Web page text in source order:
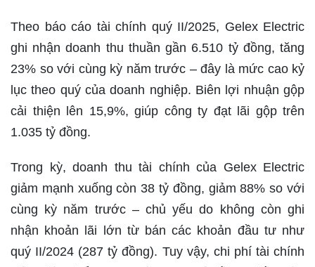
Theo báo cáo tài chính quý II/2025, Gelex Electric
ghi nhận doanh thu thuần gần 6.510 tỷ đồng, tăng
23% so với cùng kỳ năm trước – đây là mức cao kỷ
lục theo quý của doanh nghiệp. Biên lợi nhuận gộp
cải thiện lên 15,9%, giúp công ty đạt lãi gộp trên
1.035 tỷ đồng.
Trong kỳ, doanh thu tài chính của Gelex Electric
giảm mạnh xuống còn 38 tỷ đồng, giảm 88% so với
cùng kỳ năm trước – chủ yếu do không còn ghi
nhận khoản lãi lớn từ bán các khoản đầu tư như
quý II/2024 (287 tỷ đồng). Tuy vậy, chi phí tài chính